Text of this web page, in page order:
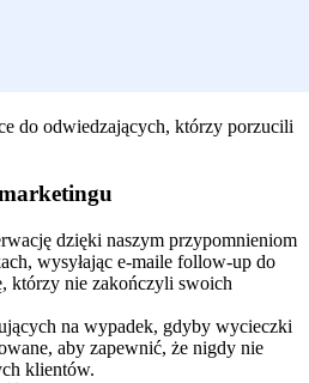
do odwiedzających, którzy porzucili
dzięki naszym przypomnieniom
wysyłając e-maile follow-up do
którzy nie zakończyli swoich
na wypadek, gdyby wycieczki
aby zapewnić, że nigdy nie
klientów.